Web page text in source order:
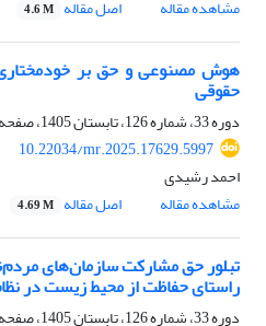
مشاهده مقاله اصل مقاله 4.6 M
هوش مصنوعی و حق بر خودمختاری
حقوقی
دوره 33، شماره 126، تابستان 1405، صفحه
10.22034/mr.2025.17629.5997
احمد رشیدی
مشاهده مقاله
اصل مقاله 4.69 M
تبلور حق مشارکت سازمان‌های
راستای حفاظت از محیط زیست در
دوره 33، شماره 126، تابستان 1405، صفحه